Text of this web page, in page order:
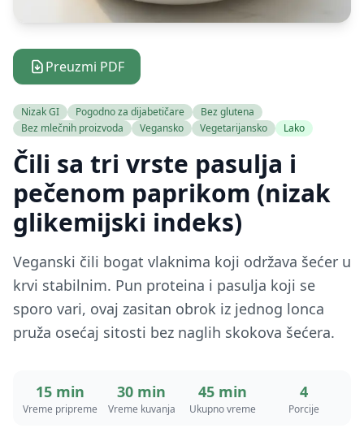
Preuzmi PDF
Nizak GI Pogodno za dijabetičare
Bez glutena
Bez mlečnih proizvoda
Vegansko Vegetarijansko Lako
Čili sa tri vrste pasulja i
pečenom paprikom (nizak
glikemijski indeks)
Veganski čili bogat vlaknima koji održava šećer u
krvi stabilnim. Pun proteina i pasulja koji se
sporo vari, ovaj zasitan obrok iz jednog lonca
pruža osećaj sitosti bez naglih skokova šećera.
15 min
Vreme pripreme
30 min
Vreme kuvanja
45 min
Ukupno vreme
4
Porcije